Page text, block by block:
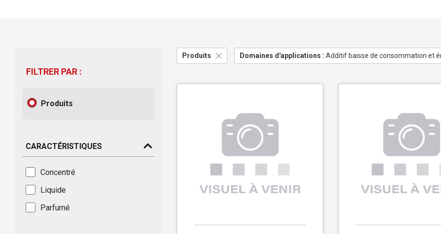
FILTRER PAR :
Produits
CARACTÉRISTIQUES
Concentré
Liquide
Parfumé
Produits Domaines d'applications : Additif baisse de consommation et